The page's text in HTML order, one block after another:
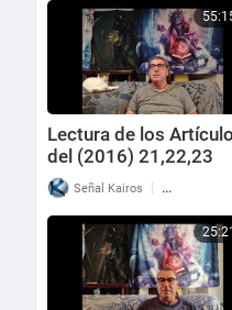
Lectura de los
del (2016) 21,22,23
Señal Kairos | 30
25:21